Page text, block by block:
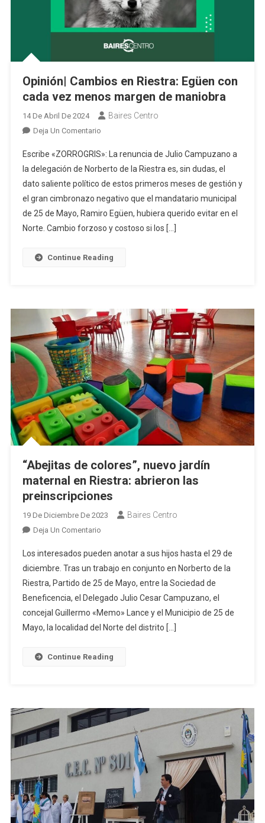
Opinión| Cambios en Riestra: Egüen con
cada vez menos margen de maniobra
14 De Abril De 2024 Baires Centro
Deja Un ComentarioEn
Cambios
En
Riestra:
Egüen
Con
Cada
Menos
Escribe «ZORROGRIS»: La renuncia de Julio Campuzano a
la delegación de Norberto de la Riestra es, sin dudas, el
dato saliente político de estos primeros meses de gestión y
el gran cimbronazo negativo que el mandatario municipal
de 25 de Mayo, Ramiro Egüen, hubiera querido evitar en el
Norte. Cambio forzoso y costoso si los […]
Continue Reading
“Abejitas de colores”, nuevo jardín
maternal en Riestra: abrieron las
preinscripciones
19 De Diciembre De 2023 Baires Centro
Deja Un ComentarioEn
De
Colores”,
Nuevo
Jardín
Maternal
En
Abrieron
Los interesados pueden anotar a sus hijos hasta el 29 de
diciembre. Tras un trabajo en conjunto en Norberto de la
Riestra, Partido de 25 de Mayo, entre la Sociedad de
Beneficencia, el Delegado Julio Cesar Campuzano, el
concejal Guillermo «Memo» Lance y el Municipio de 25 de
Mayo, la localidad del Norte del distrito […]
Continue Reading